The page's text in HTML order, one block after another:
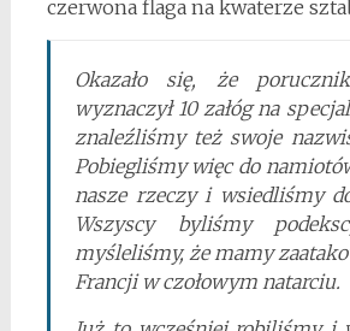
czerwona flaga na kwaterze
Okazało się, że
wyznaczył 10 załóg na
znaleźliśmy też swoje
Pobiegliśmy więc do
nasze rzeczy i wsiedliśmy
Wszyscy byliśmy
myśleliśmy, że mamy
Francji w czołowym natarciu.